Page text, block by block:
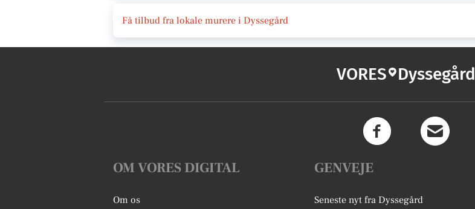
Få tilbud fra lokale murere i Dyssegård
VORES Dyssegård
OM VORES DIGITAL
Om os
GENVEJE
Seneste nyt fra Dyssegård